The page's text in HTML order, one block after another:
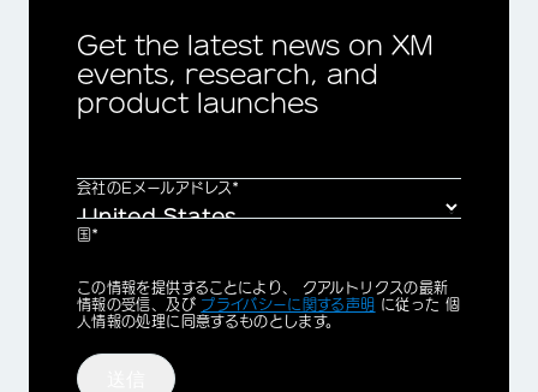
Get the latest news on XM
events, research, and
product launches
会社のEメールアドレス*
国*
Privacy
Optin
この情報を提供することにより、 クアルトリクスの最新
情報の受信、及び プライバシーに関する声明 に従った 個
人情報の処理に同意するものとします。